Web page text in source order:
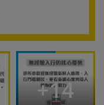
+14